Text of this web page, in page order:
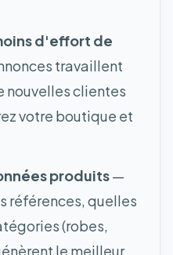
d'effort de
travaillent
nouvelles clientes
votre boutique et
produits—
références, quelles
(robes,
le meilleur